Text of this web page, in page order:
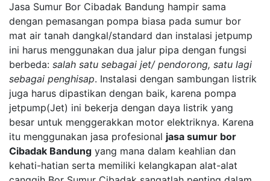
Jasa Sumur Bor Cibadak Bandung hampir sama
dengan pemasangan pompa biasa pada sumur bor
mat air tanah dangkal/standard dan instalasi jetpump
ini harus menggunakan dua jalur pipa dengan fungsi
berbeda: salah satu sebagai jet/ pendorong, satu lagi
sebagai penghisap. Instalasi dengan sambungan listrik
juga harus dipastikan dengan baik, karena pompa
jetpump(Jet) ini bekerja dengan daya listrik yang
besar untuk menggerakkan motor elektriknya. Karena
itu menggunakan jasa profesional jasa sumur bor
Cibadak Bandung yang mana dalam keahlian dan
kehati-hatian serta memiliki kelangkapan alat-alat